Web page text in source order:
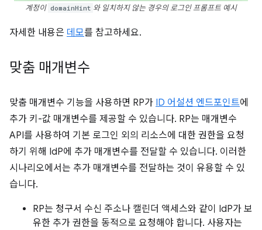
계정이 domainHint 와 일치하지 않는 경우의 로그인 프롬프트 예시
자세한 내용은 데모를 참고하세요.
맞춤 매개변수
맞춤 매개변수 기능을 사용하면 RP가 ID 어설션 엔드포인트에
추가 키-값 매개변수를 제공할 수 있습니다. RP는 매개변수
API를 사용하여 기본 로그인 외의 리소스에 대한 권한을 요청
하기 위해 IdP에 추가 매개변수를 전달할 수 있습니다. 이러한
시나리오에서는 추가 매개변수를 전달하는 것이 유용할 수 있
습니다.
RP는 청구서 수신 주소나 캘린더 액세스와 같이 IdP가 보
유한 추가 권한을 동적으로 요청해야 합니다. 사용자는